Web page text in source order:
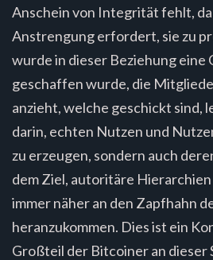
Anschein von Integrität fehlt, da
Anstrengung erfordert, sie zu
wurde in dieser Beziehung eine
geschaffen wurde, die
anzieht, welche geschickt sind,
darin, echten Nutzen und
zu erzeugen, sondern auch
dem Ziel, autoritäre
immer näher an den Zapfhahn
heranzukommen. Dies ist ein
Großteil der Bitcoiner an dieser